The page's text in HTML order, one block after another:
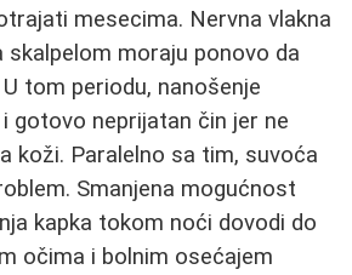
mesecima. Nervna vlakna
skalpelom moraju ponovo da
tom periodu, nanošenje
gotovo neprijatan čin jer ne
koži. Paralelno sa tim, suvoća
Smanjena mogućnost
kapka tokom noći dovodi do
očima i bolnim osećajem